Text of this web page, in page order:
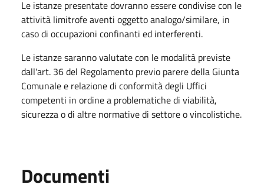
Le istanze presentate dovranno essere condivise con le
attività limitrofe aventi oggetto analogo/similare, in
caso di occupazioni confinanti ed interferenti.
Le istanze saranno valutate con le modalità previste
dall'art. 36 del Regolamento previo parere della Giunta
Comunale e relazione di conformità degli Uffici
competenti in ordine a problematiche di viabilità,
sicurezza o di altre normative di settore o vincolistiche.
Documenti